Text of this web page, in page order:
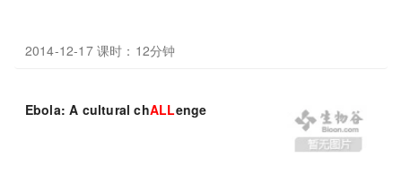
2014-12-17 课时：12分钟
Ebola: A cultural chALLenge